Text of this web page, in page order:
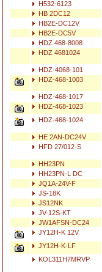
H532-6123
HB 2DC12
HB2E-DC12V
HB2E-DC5V
HDZ 468-8008
HDZ 4681024
HDZ-4068-101
HDZ-468-1003
HDZ-468-1017
HDZ-468-1023
HDZ-468-1024
HE 2AN-DC24V
HFD 27/012-S
HH23PN
HH23PN-L DC
JQ1A-24V-F
JS-18K
JS12NK
JV-12S-KT
JW1AFSN-DC24
JY12H-K 12V
JY12H-K-LF
KOL311H7MRVP